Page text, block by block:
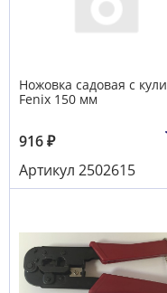
Ножовка садовая с
Fenix 150 мм
916₽
Артикул 2502615